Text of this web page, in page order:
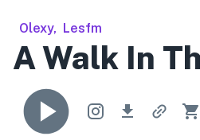
Olexy, Lesfm
A Walk In